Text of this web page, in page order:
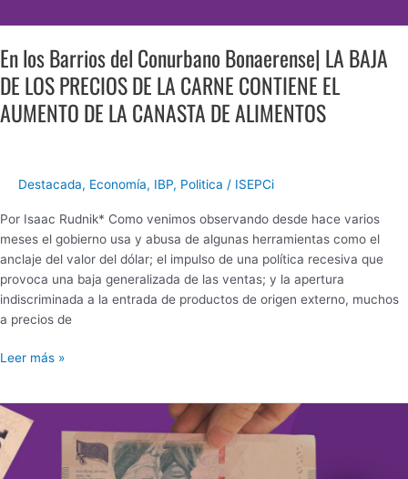
En los Barrios del Conurbano Bonaerense| LA BAJA
DE LOS PRECIOS DE LA CARNE CONTIENE EL
AUMENTO DE LA CANASTA DE ALIMENTOS
Destacada, Economía, IBP, Politica / ISEPCi
Por Isaac Rudnik* Como venimos observando desde hace varios
meses el gobierno usa y abusa de algunas herramientas como el
anclaje del valor del dólar; el impulso de una política recesiva que
provoca una baja generalizada de las ventas; y la apertura
indiscriminada a la entrada de productos de origen externo, muchos
a precios de
LA
CANASTA
DE
ALIMENTOS
Leer más »
LA
RECESIÓN
IMPIDE
EL